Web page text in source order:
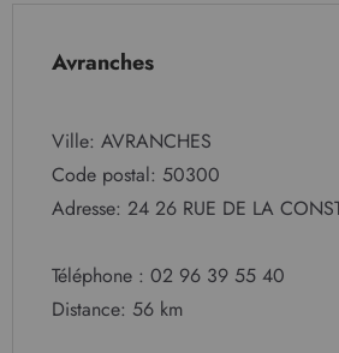
Avranches
Ville: AVRANCHES
Code postal: 50300
Adresse: 24 26 RUE DE LA
Téléphone : 02 96 39 55 40
Distance: 56 km